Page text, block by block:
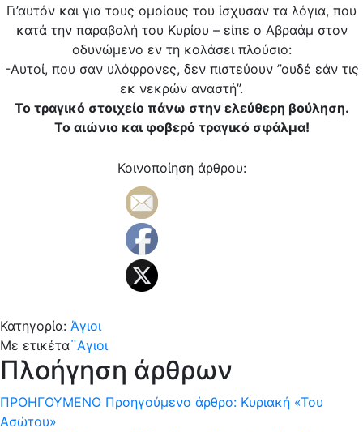
Γι’αυτόν και για τους ομοίους του ίσχυσαν τα λόγια, που
κατά την παραβολή του Κυρίου – είπε ο Αβραάμ στον
οδυνώμενο εν τη κολάσει πλούσιο:
-Αυτοί, που σαν υλόφρονες, δεν πιστεύουν ”ουδέ εάν τις
εκ νεκρών αναστή”.
Το τραγικό στοιχείο πάνω στην ελεύθερη βούληση.
Το αιώνιο και φοβερό τραγικό σφάλμα!
Κοινοποίηση άρθρου:
Κατηγορία: Άγιοι
Με ετικέτα¨Αγιοι
Πλοήγηση άρθρων
ΠΡΟΗΓΟΎΜΕΝΟ Προηγούμενο άρθρο: Κυριακή «Του
Ασώτου»